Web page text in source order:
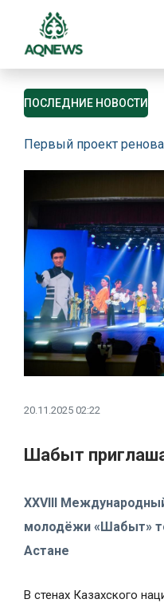
ПОСЛЕДНИЕ НОВОСТИ
Первый проект
20.11.2025 02:22
Шабыт
XXVIII
молодёжи «Шабыт»
Астане
В стенах Казахского